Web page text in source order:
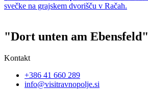
"Dort unten am Ebensfeld"
Kontakt
+386 41 660 289
info@visitravnopolje.si